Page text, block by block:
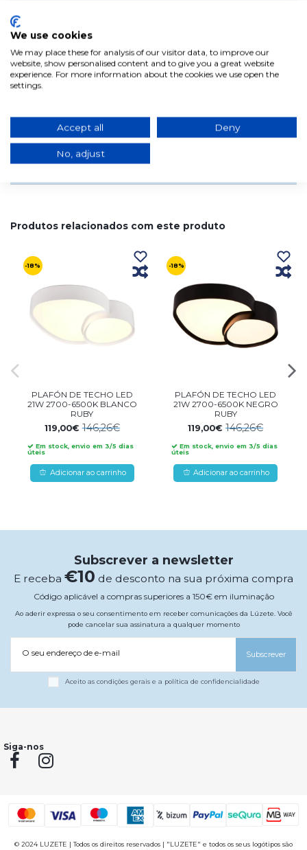
Instrucciones de seguridad
Produtos relacionados com este produto
-18%
PLAFÓN DE TECHO LED
21W 2700-6500K BLANCO
RUBY
119,00€146,26€
Em stock, envio em 3/5 dias
úteis
Adicionar ao carrinho
-18%
PLAFÓN DE TECHO LED
21W 2700-6500K NEGRO
RUBY
119,00€146,26€
Em stock, envio em 3/5 dias
úteis
Adicionar ao carrinho
Subscrever a newsletter
E receba €10 de desconto na sua próxima compra
Código aplicável a compras superiores a 150€ em iluminação
Ao aderir expressa o seu consentimento em receber comunicações da Lúzete. Você
pode cancelar sua assinatura a qualquer momento
O seu endereço de e-mail Subscrever
Aceito as condições gerais e a política de confidencialidade
Siga-nos
© 2024 LUZETE | Todos os direitos reservados | "LUZETE" e todos os seus logótipos são
We use cookies
We may place these for analysis of our visitor data, to improve our
website, show personalised content and to give you a great website
experience. For more information about the cookies we use open the
settings.
Accept all Deny
No, adjust